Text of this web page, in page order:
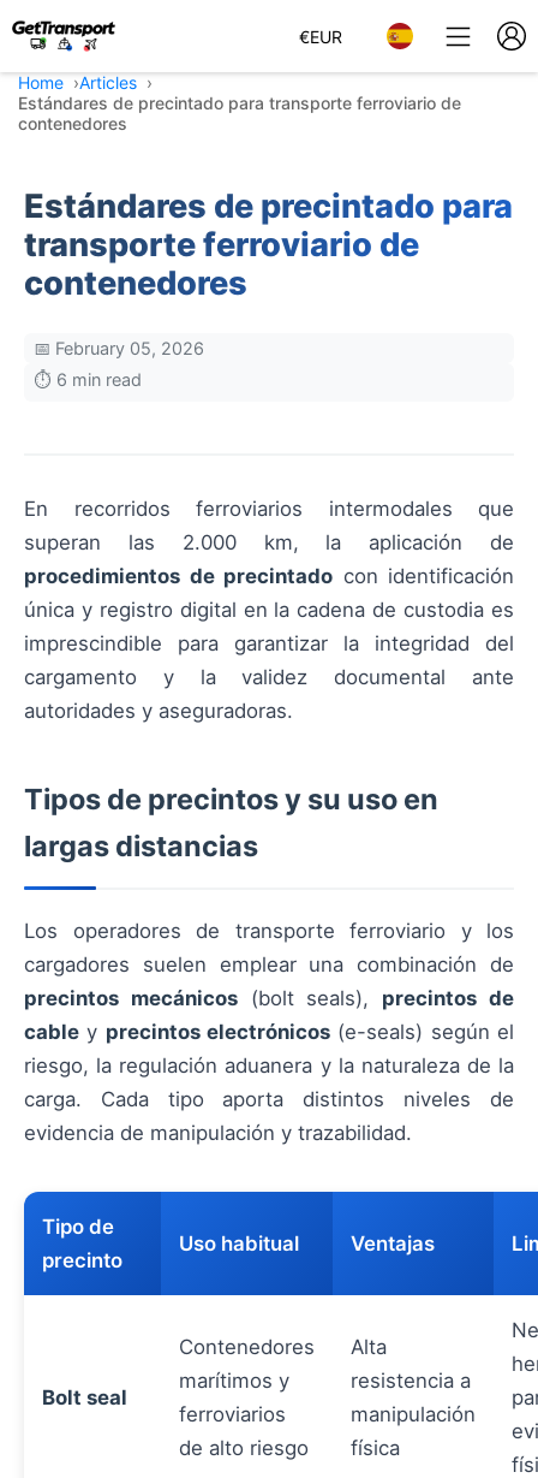
€EUR
Home
Articles
Estándares de precintado para transporte ferroviario de
contenedores
Estándares de precintado para
transporte ferroviario de
contenedores
📅 February 05, 2026
⏱️ 6 min read
En recorridos ferroviarios intermodales que
superan las 2.000 km, la aplicación de
procedimientos de precintado con identificación
única y registro digital en la cadena de custodia es
imprescindible para garantizar la integridad del
cargamento y la validez documental ante
autoridades y aseguradoras.
Tipos de precintos y su uso en
largas distancias
Los operadores de transporte ferroviario y los
cargadores suelen emplear una combinación de
precintos mecánicos(bolt seals), precintos de
cable y precintos electrónicos (e-seals) según el
riesgo, la regulación aduanera y la naturaleza de la
carga. Cada tipo aporta distintos niveles de
evidencia de manipulación y trazabilidad.
Tipo de
precinto
Uso habitual Ventajas
Bolt seal
Contenedores
marítimos y
ferroviarios
de alto riesgo
Alta
resistencia a
manipulación
física